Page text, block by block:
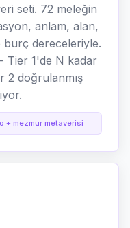
seti. 72 meleğin
anlam, alan,
burç dereceleriyle.
Tier 1'de N kadar
2 doğrulanmış
+ mezmur metaverisi